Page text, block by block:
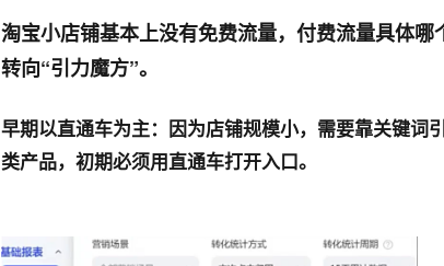
淘宝小店铺基本上没有免费流量，付费流量具体
转向“引力魔方”。
早期以直通车为主：因为店铺规模小，需要靠关键词
类产品，初期必须用直通车打开入口。